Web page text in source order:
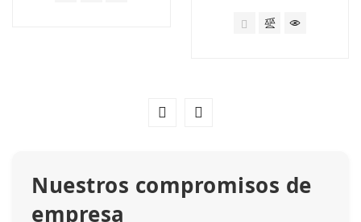
Nuestros compromisos de
empresa